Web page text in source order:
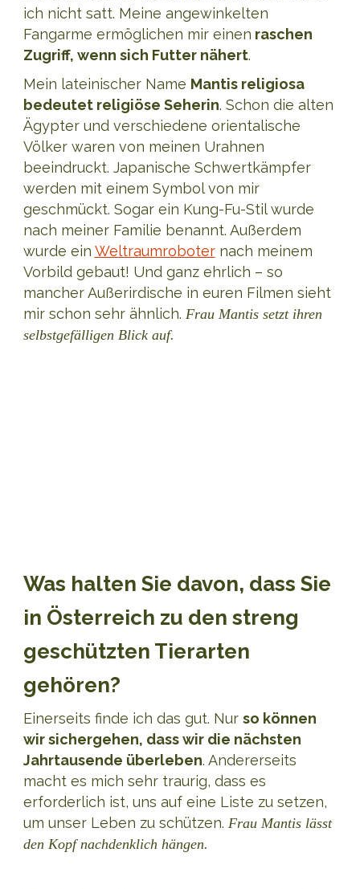
ich nicht satt. Meine angewinkelten
Fangarme ermöglichen mir einen raschen
Zugriff, wenn sich Futter nähert.
Mein lateinischer Name Mantis religiosa
bedeutet religiöse Seherin. Schon die alten
Ägypter und verschiedene orientalische
Völker waren von meinen Urahnen
beeindruckt. Japanische Schwertkämpfer
werden mit einem Symbol von mir
geschmückt. Sogar ein Kung-Fu-Stil wurde
nach meiner Familie benannt. Außerdem
wurde ein Weltraumroboternach meinem
Vorbild gebaut! Und ganz ehrlich – so
mancher Außerirdische in euren Filmen sieht
mir schon sehr ähnlich. Frau Mantis setzt ihren
selbstgefälligen Blick auf.
Was halten Sie davon, dass Sie
in Österreich zu den streng
geschützten Tierarten
gehören?
Einerseits finde ich das gut. Nur so können
wir sichergehen, dass wir die nächsten
Jahrtausende überleben. Andererseits
macht es mich sehr traurig, dass es
erforderlich ist, uns auf eine Liste zu setzen,
um unser Leben zu schützen. Frau Mantis lässt
den Kopf nachdenklich hängen.